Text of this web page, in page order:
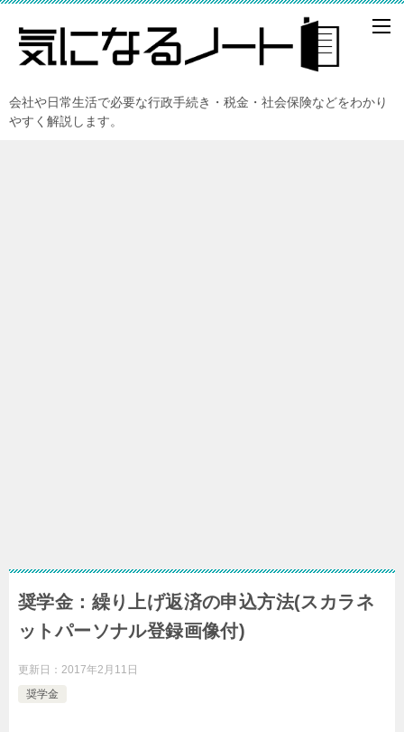
会社や日常生活で必要な行政手続き・税金・社会保険などをわかり
やすく解説します。
奨学金：繰り上げ返済の申込方法(スカラネ
ットパーソナル登録画像付)
更新日： 2017年2月11日
奨学金